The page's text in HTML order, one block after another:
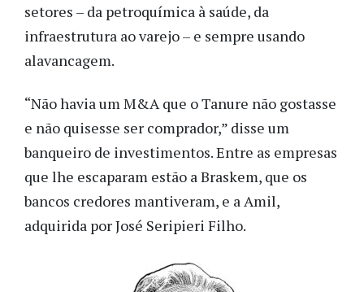
setores – da petroquímica à saúde, da
infraestrutura ao varejo – e sempre usando
alavancagem.
“Não havia um M&A que o Tanure não gostasse
e não quisesse ser comprador,” disse um
banqueiro de investimentos. Entre as empresas
que lhe escaparam estão a Braskem, que os
bancos credores mantiveram, e a Amil,
adquirida por José Seripieri Filho.